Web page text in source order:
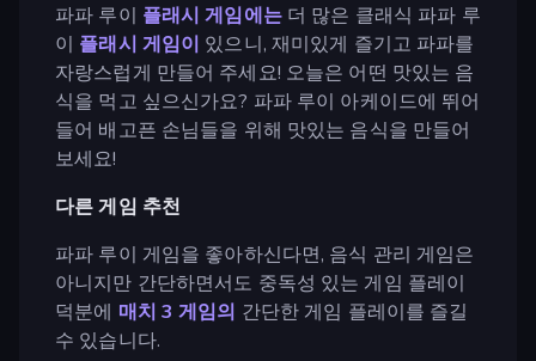
파파 루이 플래시 게임에는더 많은 클래식 파파 루
이 플래시 게임이 있으니, 재미있게 즐기고 파파를
자랑스럽게 만들어 주세요! 오늘은 어떤 맛있는 음
식을 먹고 싶으신가요? 파파 루이 아케이드에 뛰어
들어 배고픈 손님들을 위해 맛있는 음식을 만들어
보세요!
다른 게임 추천
파파 루이 게임을 좋아하신다면, 음식 관리 게임은
아니지만 간단하면서도 중독성 있는 게임 플레이
덕분에 매치 3 게임의 간단한 게임 플레이를 즐길
수 있습니다.